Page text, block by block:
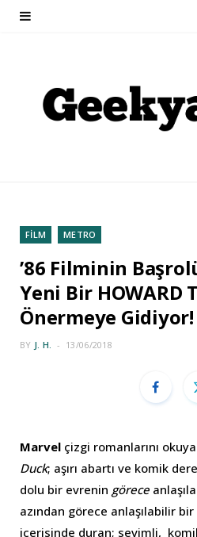
FİLM METRO
’86 Filminin
Yeni Bir HOWARD
Önermeye Gidiyor!
BY J. H. 13/06/2018
Marvel çizgi romanlarını
Duck; aşırı abartı ve komik
dolu bir evrenin görece
azından görece anlaşılabilir bir
içerisinde duran; sevimli,